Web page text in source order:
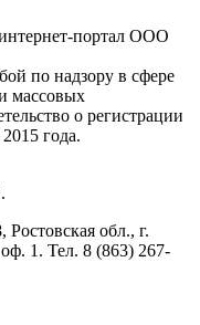
портал ООО
по надзору в сфере
массовых
о регистрации
года.
обл., г.
1. Тел. 8 (863) 267-